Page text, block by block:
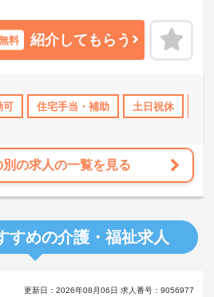
給
た、賞与3.95ヶ月分の支給実績があ
れる職場です。
策ポイントなど、さらに詳細をお話し
料 紹介してもらう
可 住宅手当・補助 土日祝休
別の求人の一覧を見る
すめの介護・福祉求人
更新日：2026年08月06日 求人番号：9056977